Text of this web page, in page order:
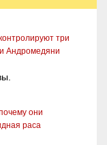
три
Андромедяни
они
раса